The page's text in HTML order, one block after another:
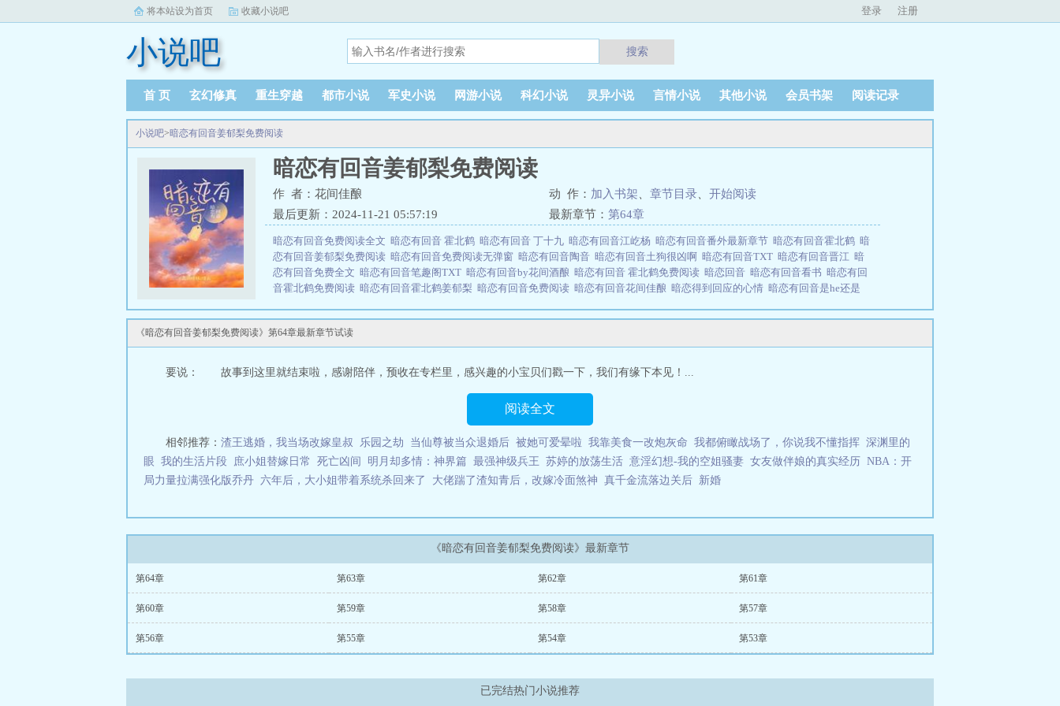
将本站设为首页 收藏小说吧 登录 注册
小说吧 搜索
首 页 玄幻修真 重生穿越 都市小说 军史小说 网游小说 科幻小说 灵异小说 言情小说 其他小说 会员书架 阅读记录
小说吧>暗恋有回音姜郁梨免费阅读
暗恋有回音姜郁梨免费阅读
作 者：花间佳酿 动 作： 加入书架 章节目录
开始阅读
最后更新：2024-11-21 05:57:19
最新章节： 第64章
暗恋有回音免费阅读全文 暗恋有回音 霍北鹤 暗恋有回音 丁十九 暗恋有回音江屹杨 暗恋有回音番外最新章节 暗恋有回音霍北鹤 暗
恋有回音姜郁梨免费阅读 暗恋有回音免费阅读无弹窗 暗恋有回音陶音 暗恋有回音土狗很凶啊 暗恋有回音TXT 暗恋有回音晋江 暗
恋有回音免费全文 暗恋有回音笔趣阁TXT 暗恋有回音by花间酒酿 暗恋有回音 霍北鹤免费阅读 暗恋回音 暗恋有回音看书 暗恋有回
音霍北鹤免费阅读 暗恋有回音霍北鹤姜郁梨 暗恋有回音免费阅读 暗恋有回音花间佳酿 暗恋得到回应的心情 暗恋有回音是he还是
读暗恋有回音讲的什么暗恋有回音免费观看暗恋有回音简介暗恋有回音免费全文阅读暗恋有回音百度暗恋有回音 花间佳酿暗恋
有回音姜郁梨免费阅读是由作者：花间佳酿所著，小说吧免费提供暗恋有回音姜郁梨免费阅读全文在线阅读。
三秒记住本站：小说吧 网址：www.xiaoshuob.com暗恋有回音
《暗恋有回音姜郁梨免费阅读》第64章最新章节试读
要说： 故事到这里就结束啦，感谢陪伴，预收在专栏里，感兴趣的小宝贝们戳一下，我们有缘下本见！...
阅读全文
相邻推荐： 渣王逃婚，我当场改嫁皇叔 乐园之劫 当仙尊被当众退婚后 被她可爱晕啦 我靠美食一改炮灰命 我都俯瞰战场了，你说我不懂指挥 深渊里的
眼 我的生活片段 庶小姐替嫁日常 死亡凶间 明月却多情：神界篇 最强神级兵王 苏婷的放荡生活 意淫幻想-我的空姐骚妻 女友做伴娘的真实经历
NBA：开
局力量拉满强化版乔丹 六年后，大小姐带着系统杀回来了 大佬踹了渣知青后，改嫁冷面煞神 真千金流落边关后 新婚
《暗恋有回音姜郁梨免费阅读》最新章节
第64章 第63章 第62章 第61章
第60章 第59章 第58章 第57章
第56章 第55章 第54章 第53章
已完结热门小说推荐